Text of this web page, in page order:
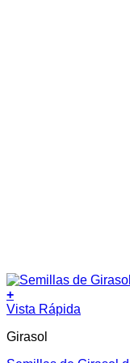
+
Vista Rápida
Girasol